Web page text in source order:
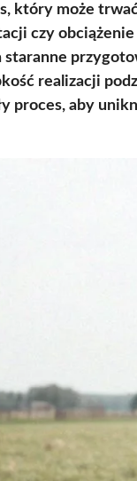
który może
czy
staranne
realizacji
proces, aby